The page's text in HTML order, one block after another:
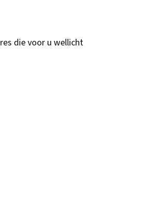
die voor u wellicht